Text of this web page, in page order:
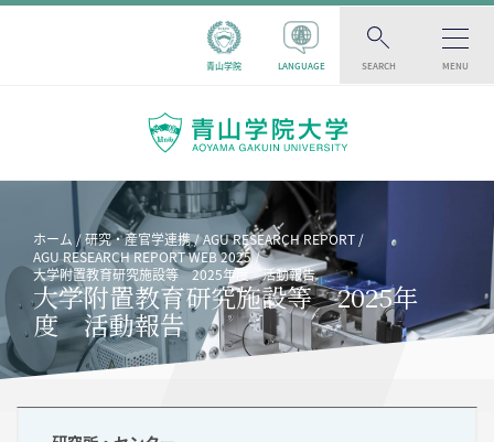
青山学院 LANGUAGE SEARCH MENU
ホーム 研究・産官学連携
AGU RESEARCH REPORT
AGU RESEARCH REPORT WEB 2025
大学附置教育研究施設等 2025年度 活動報告
大学附置教育研究施設等 2025年
度 活動報告